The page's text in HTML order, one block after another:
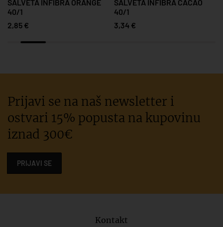
SALVETA INFIBRA ORANGE
40/1
2,85 €
SALVETA INFIBRA CACAO
40/1
3,34 €
Prijavi se na naš newsletter i
ostvari 15% popusta na kupovinu
iznad 300€
PRIJAVI SE
Kontakt